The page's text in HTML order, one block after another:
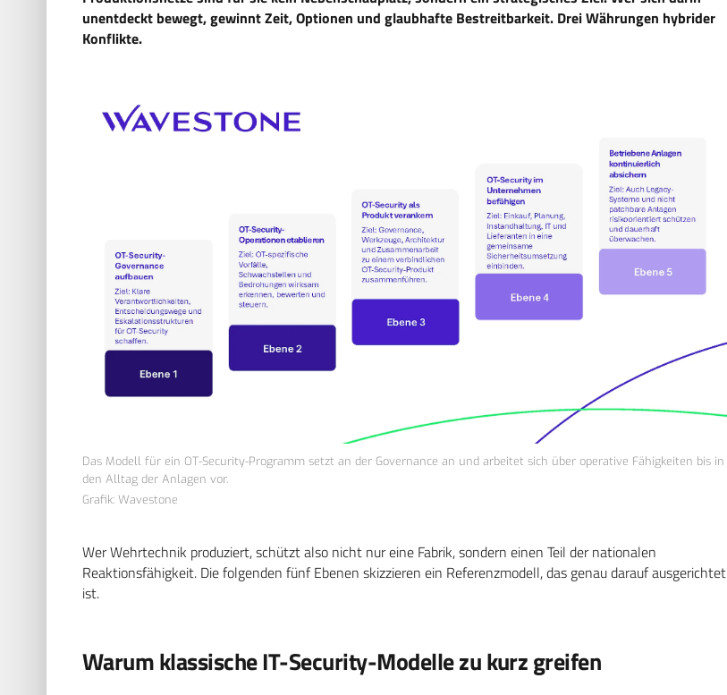
unentdeckt bewegt, gewinnt Zeit, Optionen und glaubhafte Bestreitbarkeit. Drei Währungen hybrider
Konflikte.
Das Modell für ein OT-Security-Programm setzt an der Governance an und arbeitet sich über operative Fähigkeiten bis in
den Alltag der Anlagen vor.
Grafik: Wavestone
Wer Wehrtechnik produziert, schützt also nicht nur eine Fabrik, sondern einen Teil der nationalen
Reaktionsfähigkeit. Die folgenden fünf Ebenen skizzieren ein Referenzmodell, das genau darauf ausgerichtet
ist.
Warum klassische IT-Security-Modelle zu kurz greifen